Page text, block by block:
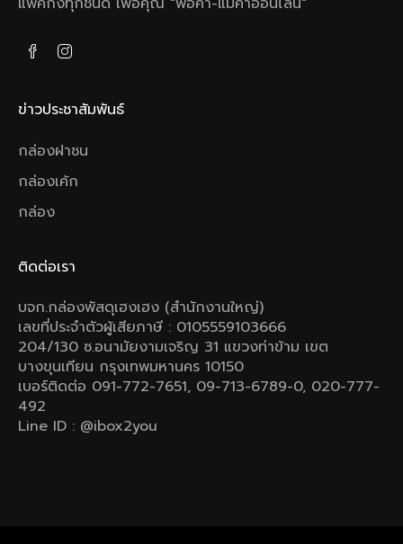
ข่าวประชาสัมพันธ์
กล่องฝาชน
กล่องเค้ก
กล่อง
ติดต่อเรา
บจก.กล่องพัสดุเฮงเฮง (สำนักงานใหญ่)
เลขที่ประจำตัวผู้เสียภาษี : 0105559103666
204/130 ซ.อนามัยงามเจริญ 31 แขวงท่าข้าม เขต
บางขุนเทียน กรุงเทพมหานคร 10150
เบอร์ติดต่อ 091-772-7651, 09-713-6789-0, 020-777-
492
Line ID : @ibox2you